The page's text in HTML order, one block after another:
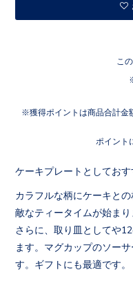
こ
獲得ポイントは商品合計金
ポイント
ケーキプレートとしておす
カラフルな柄にケーキと
敵なティータイムが始まり
さらに、取り皿としてや
ます。マグカップのソー
す。ギフトにも最適です。